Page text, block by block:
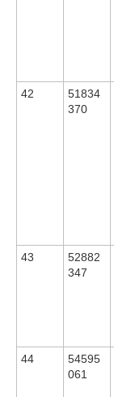
42
51834
370
43
52882
347
44
54595
061